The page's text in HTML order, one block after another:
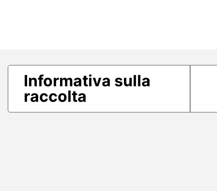
Informativa sulla
raccolta